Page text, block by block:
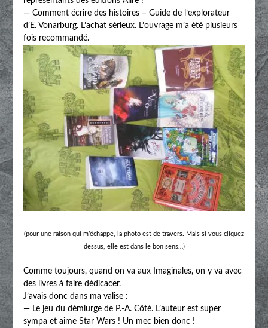
— Comment écrire des histoires – Guide de l’explorateur
d’E. Vonarburg. L’achat sérieux. L’ouvrage m’a été plusieurs
fois recommandé.
(pour une raison qui m’échappe, la photo est de travers. Mais si vous cliquez
dessus, elle est dans le bon sens…)
Comme toujours, quand on va aux Imaginales, on y va avec
des livres à faire dédicacer.
J’avais donc dans ma valise :
— Le jeu du démiurge de P.-A. Côté. L’auteur est super
sympa et aime Star Wars ! Un mec bien donc !